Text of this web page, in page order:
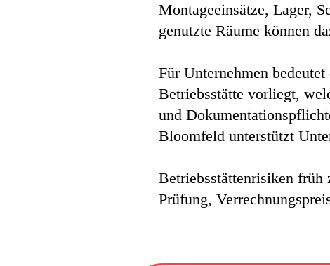
Montageeinsätze, Lager,
genutzte Räume können
Für Unternehmen
Betriebsstätte vorliegt,
und
Bloomfeld unterstützt
Betriebsstättenrisiken
Prüfung,